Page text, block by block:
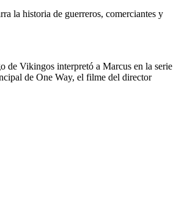
la historia de guerreros, comerciantes y
de Vikingos interpretó a Marcus en la serie
de One Way, el filme del director